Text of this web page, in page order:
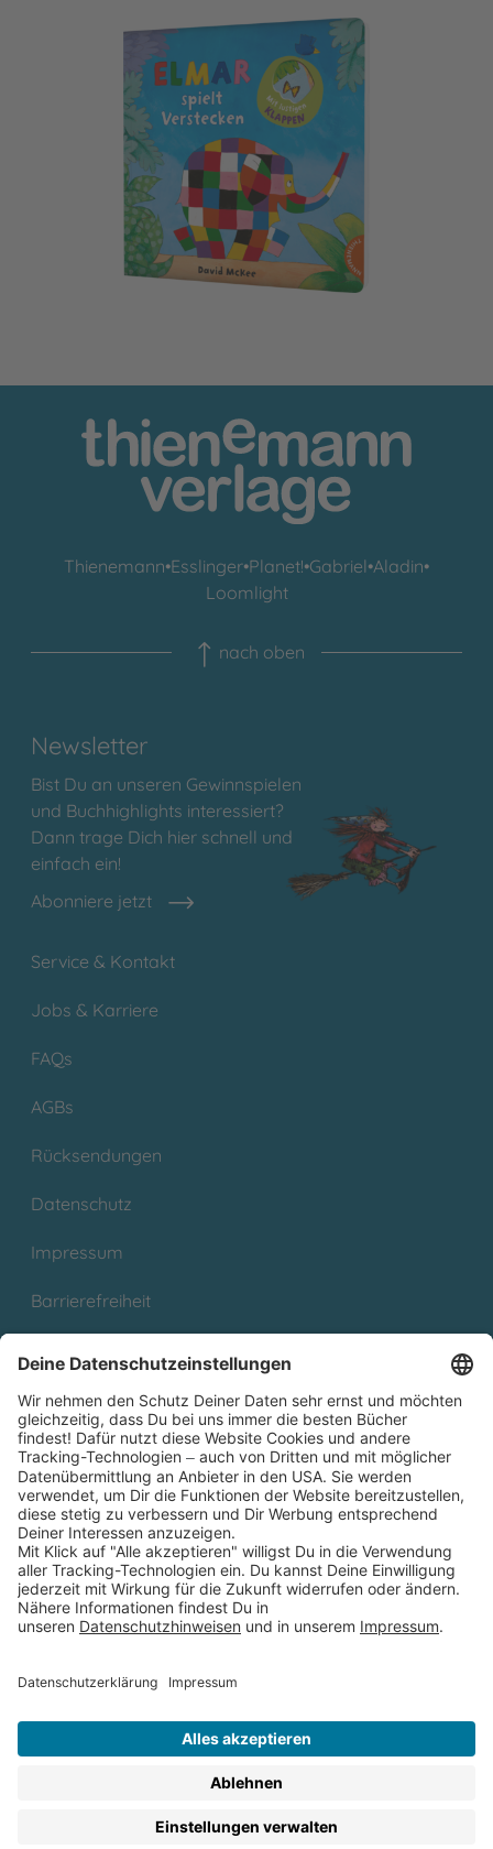
Elmar: Elmar spielt Verstecken
Thienemann•Esslinger•Planet!•Gabriel•Aladin•
Loomlight
nach oben
Newsletter
Bist Du an unseren Gewinnspielen
und Buchhighlights interessiert?
Dann trage Dich hier schnell und
einfach ein!
Abonniere jetzt
Service & Kontakt
Jobs & Karriere
FAQs
AGBs
Rücksendungen
Datenschutz
Impressum
Barrierefreiheit
Partnerprogramm (Affiliate)
Folge uns auf
* Versandkostenfrei ab 9,00 € Bestellwert innerhalb
Deutschlands
** Lieferzeit 1-3 Werktage innerhalb Deutschlands
Thienemann-Esslinger Verlag GmbH, Blumenstraße 36, D-70182